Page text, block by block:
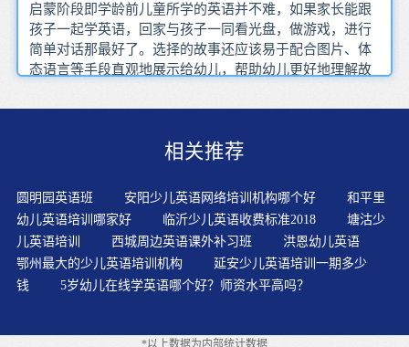
启蒙阶段即学龄前儿童所学的英语并不难，如果家长能跟
孩子一起学英语，回家与孩子一同看光盘，做游戏，进行
简单对话那最好了。选择的故事还应该易于配合图片、体
态语言等手段直观地展示给幼儿，帮助幼儿更好地理解故
的水平。英语儿歌由于内容丰富生动、语言浅显、节奏明
做为家长的应该知道应该如何让幼儿正确的学习英语。教
以让孩子们在说生词的时候先用小声，学会了再用大声，
掌握以后就边跳边说。培养孩子用英语交际的兴趣和能
力，以及大胆开口说英语和正确使用英语的习惯。让孩子
在玩中学、学中玩，这样即便孩子在学习的过程中出现了
问题，也不会产生?“厌学”的情绪，对将来的学习也会带来
益处。从线下实体到线上网络由于学生基础差或没有基
相关推荐
圆明园英语班 安阳少儿英语网络培训机构哪个好
和平里
幼儿英语培训哪家好
临沂少儿英语收费标准2018
塘沽少
儿英语培训
西城周边英语课外补习班
洪恩幼儿英语
鄂州最大的少儿英语培训机构
延安少儿英语培训一期多少
钱
5岁幼儿在线学英语哪个好？师资水平高吗？
*以上数据为内部统计数据